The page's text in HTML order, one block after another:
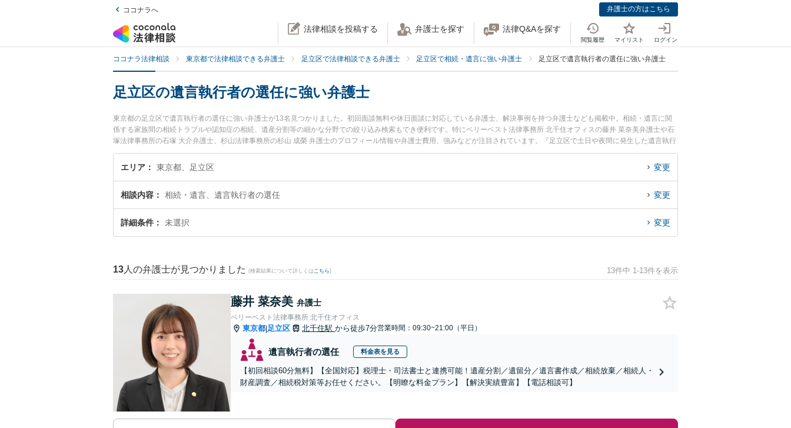
ココナラへ 弁護士の方はこちら
法律相談を投稿する 弁護士を探す 法律Q&Aを探す
閲覧履歴 マイリスト ログイン
ココナラ法律相談 東京都で法律相談できる弁護士 足立区で法律相談できる弁護士 足立区で相続・遺言に強い弁護士 足立区で遺言執行者の選任に強い弁護士
足立区の遺言執行者の選任に強い弁護士
東京都の足立区で遺言執行者の選任に強い弁護士が13名見つかりました。初回面談無料や休日面談に対応している弁護士、解決事例を持つ弁護士なども掲載中。相続・遺言に関
係する家族間の相続トラブルや認知症の相続、遺産分割等の細かな分野での絞り込み検索もでき便利です。特にベリーベスト法律事務所 北千住オフィスの藤井 菜奈美弁護士や石
塚法律事務所の石塚 大介弁護士、杉山法律事務所の杉山 成榮 弁護士のプロフィール情報や弁護士費用、強みなどが注目されています。『足立区で土日や夜間に発生した遺言執行
者の選任のトラブルを今すぐに弁護士に相談したい』『遺言執行者の選任のトラブル解決の実績豊富な近くの弁護士を検索したい』『初回相談無料で遺言執行者の選任を法律相談
できる足立区内の弁護士に相談予約したい』などでお困りの相談者さんにおすすめです。
エリア 東京都、足立区 変更
相談内容 相続・遺言、遺言執行者の選任 変更
詳細条件 未選択 変更
13 人の弁護士が見つかりました (検索結果について詳しくは こちら) 13件中 1-13件を表示
藤井 菜奈美 弁護士
ベリーベスト法律事務所 北千住オフィス
東京都|足立区 北千住駅 から徒歩7分営業時間：09:30~21:00（平日）
遺言執行者の選任 料金表を見る
【初回相談60分無料】【全国対応】税理士・司法書士と連携可能！遺産分割／遺留分／遺言書作成／相続放棄／相続人・
財産調査／相続税対策等お任せください。【明瞭な料金プラン】【解決実績豊富】【電話相談可】